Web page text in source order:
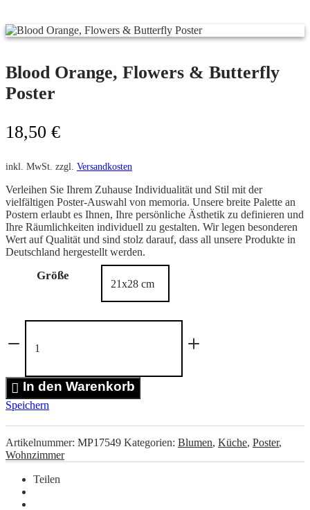
Blood Orange, Flowers & Butterfly
Poster
18,50 €
inkl. MwSt. zzgl. Versandkosten
Verleihen Sie Ihrem Zuhause Individualität und Stil mit der
vielfältigen Poster-Auswahl von memoria. Unsere breite Palette an
Postern erlaubt es Ihnen, Ihre persönliche Ästhetik zu definieren und
Ihre Räumlichkeiten individuell zu gestalten. Wir legen besonderen
Wert auf Qualität und sind stolz darauf, dass all unsere Produkte in
Deutschland hergestellt werden.
Größe
Blood
Flowers
Butterfly
Poster
Menge
In den Warenkorb
Speichern
Artikelnummer: MP17549 Kategorien: Blumen, Küche, Poster,
Wohnzimmer
Teilen